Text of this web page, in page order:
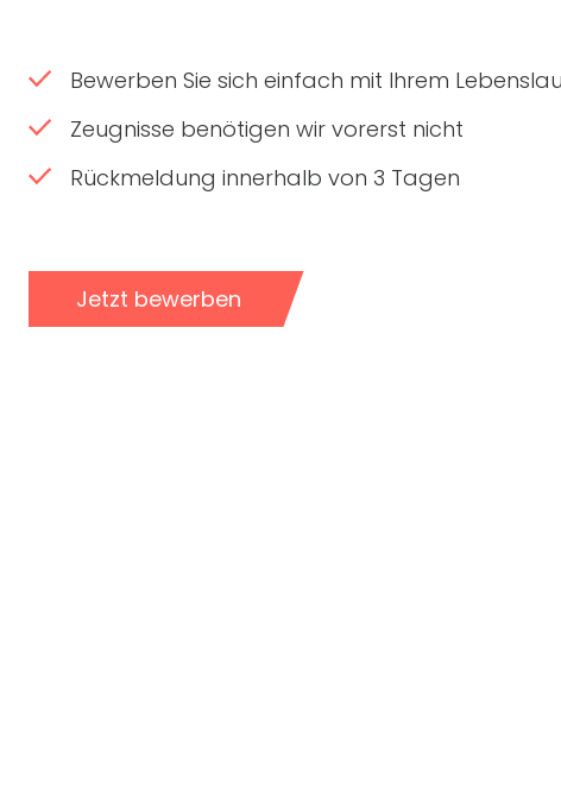
Bewerben Sie sich einfach mit Ihrem
Zeugnisse benötigen wir vorerst nicht
Rückmeldung innerhalb von 3 Tagen
Jetzt bewerben